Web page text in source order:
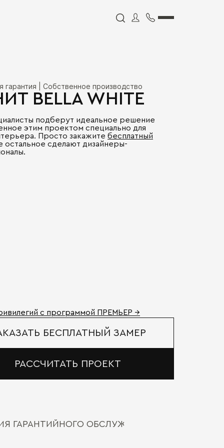
гарантия | Собственное производство
BELLA WHITE
подберут идеальное решение
этим проектом специально для
Просто закажите бесплатный
остальное сделают дизайнеры-
с программой ПРЕМЬЕР →
БЕСПЛАТНЫЙ ЗАМЕР
РАССЧИТАТЬ ПРОЕКТ
ГАРАНТИЙНОГО ОБСЛУЖИВАНИЯ